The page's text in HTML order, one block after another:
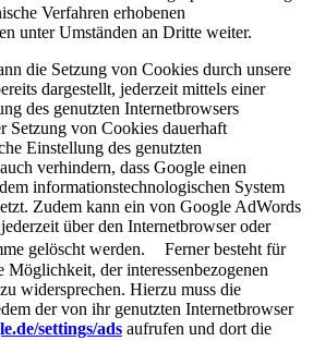
Verfahren erhobenen
unter Umständen an Dritte weiter.
die Setzung von Cookies durch unsere
dargestellt, jederzeit mittels einer
des genutzten Internetbrowsers
Setzung von Cookies dauerhaft
Einstellung des genutzten
verhindern, dass Google einen
informationstechnologischen System
Zudem kann ein von Google AdWords
über den Internetbrowser oder
gelöscht werden. Ferner besteht für
Möglichkeit, der interessenbezogenen
widersprechen. Hierzu muss die
der von ihr genutzten Internetbrowser
settings/ads aufrufen und dort die